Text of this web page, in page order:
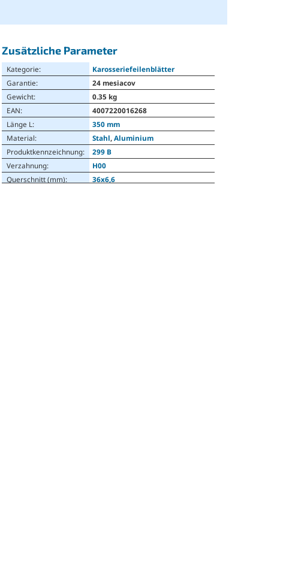
Zusätzliche Parameter
Kategorie:
Karosseriefeilenblätter
Garantie:
24 mesiacov
Gewicht:
0.35 kg
EAN:
4007220016268
Länge L :
350 mm
Material: Stahl,Aluminium
Produktkennzeichnung:
299 B
Verzahnung:
H00
Querschnitt (mm): 36x6,6